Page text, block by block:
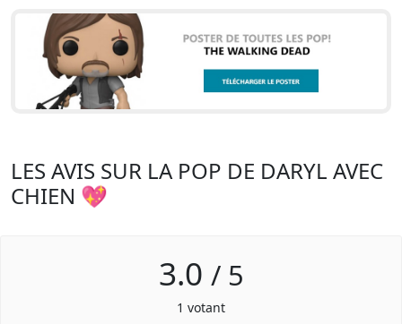
LES AVIS SUR LA POP DE DARYL AVEC
CHIEN 💖
3.0 / 5
1 votant